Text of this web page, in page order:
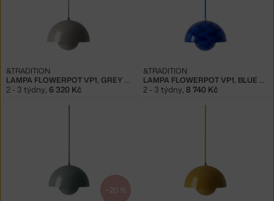
LAMPA FLOWERPOT VP1, GREY BEIGE
&TRADITION
2 - 3 týdny, 6 320 Kč
LAMPA FLOWERPOT VP1, BLUE PATTERN
&TRADITION
2 - 3 týdny, 8 740 Kč
−20 %